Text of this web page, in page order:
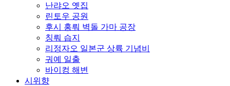
난랴오 옛집
린토우 공원
후시 홍뤄 벽돌 가마 공장
칭뤄 습지
리정자오 일본군 상륙 기념비
궈예 일출
바이컹 해변
시위향